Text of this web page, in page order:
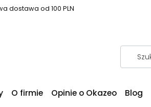
dostawa od 100 PLN
O firmie Opinie o Okazeo Blog